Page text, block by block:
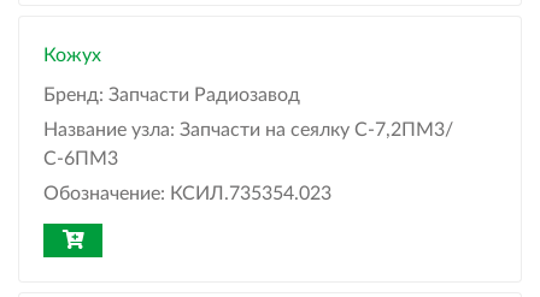
Кожух
Бренд: Запчасти Радиозавод
Название узла: Запчасти на сеялку С-7,2ПМ3/
С-6ПМ3
Обозначение: КСИЛ.735354.023